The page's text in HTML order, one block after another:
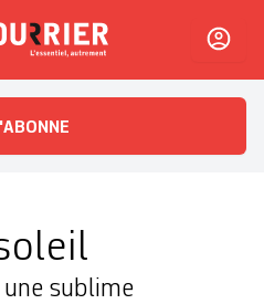
L'essentiel, autrement
une sublime